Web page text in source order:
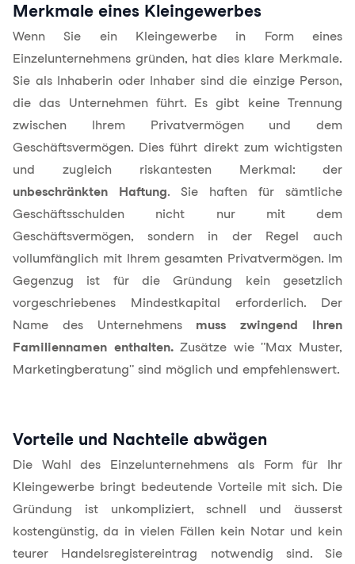
Merkmale eines Kleingewerbes
Wenn Sie ein Kleingewerbe in Form eines
Einzelunternehmens gründen, hat dies klare Merkmale.
Sie als Inhaberin oder Inhaber sind die einzige Person,
die das Unternehmen führt. Es gibt keine Trennung
zwischen Ihrem Privatvermögen und dem
Geschäftsvermögen. Dies führt direkt zum wichtigsten
und zugleich riskantesten Merkmal: der
unbeschränkten Haftung. Sie haften für sämtliche
Geschäftsschulden nicht nur mit dem
Geschäftsvermögen, sondern in der Regel auch
vollumfänglich mit Ihrem gesamten Privatvermögen. Im
Gegenzug ist für die Gründung kein gesetzlich
vorgeschriebenes Mindestkapital erforderlich. Der
Name des Unternehmens muss zwingend Ihren
Familiennamen enthalten.Zusätze wie "Max Muster,
Marketingberatung" sind möglich und empfehlenswert.
Vorteile und Nachteile abwägen
Die Wahl des Einzelunternehmens als Form für Ihr
Kleingewerbe bringt bedeutende Vorteile mit sich. Die
Gründung ist unkompliziert, schnell und äusserst
kostengünstig, da in vielen Fällen kein Notar und kein
teurer Handelsregistereintrag notwendig sind. Sie